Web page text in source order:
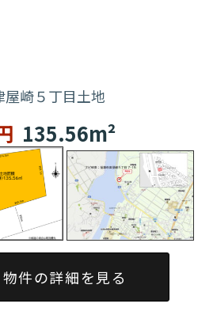
屋崎５丁目土地
135.56m²
物件の詳細を見る